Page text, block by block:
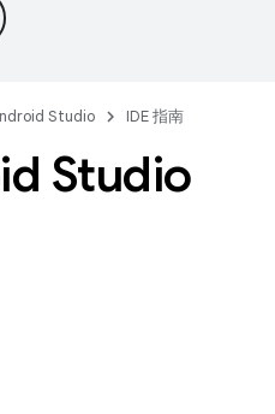
Studio IDE 指南
Studio